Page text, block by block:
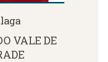
VALE DE